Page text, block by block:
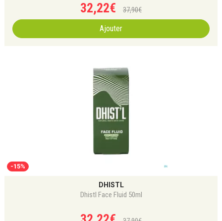
32,22€ 37,90€
Ajouter
-15%
DHISTL
Dhistl Face Fluid 50ml